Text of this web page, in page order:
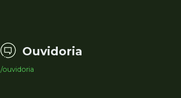
Ouvidoria
/ouvidoria